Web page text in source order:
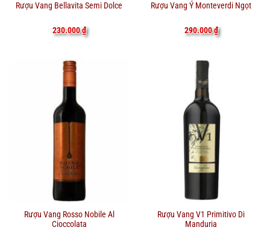
Rượu Vang Bellavita Semi Dolce
230.000₫
Rượu Vang Ý Monteverdi Ngọt
290.000₫
Rượu Vang Rosso Nobile Al
Cioccolata
Rượu Vang V1 Primitivo Di
Manduria